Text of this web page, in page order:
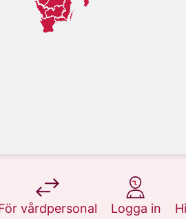
vårdpersonal
på 1177.se
Logga in
på 1177.se